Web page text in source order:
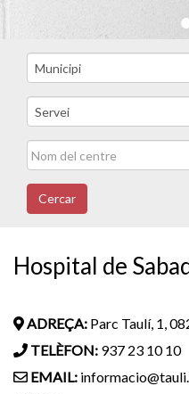
Cercar
Hospital de
ADREÇA: Parc Taulí, 1,
TELÈFON: 937 23 10 10
EMAIL: